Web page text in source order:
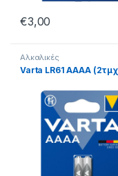
€3,00
Αλκαλικές
Varta LR61 AAAA